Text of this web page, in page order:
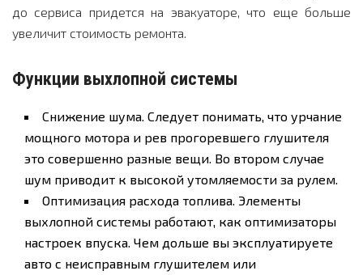
до сервиса придетсяна эвакуаторе, что еще больше
увеличит стоимость ремонта.
Функции выхлопной системы
Снижение шума. Следует понимать, что урчание
мощного мотора и рев прогоревшего глушителя
это совершенно разные вещи. Во втором случае
шум приводит к высокой утомляемости за рулем.
Оптимизация расхода топлива. Элементы
выхлопной системы работают, как оптимизаторы
настроек впуска. Чем дольше вы эксплуатируете
авто с неисправным глушителем или